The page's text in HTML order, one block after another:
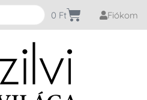
0 Ft Fiókom